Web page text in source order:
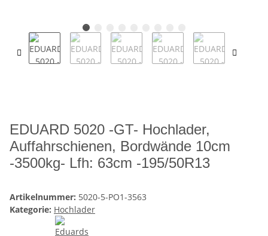
EDUARD 5020 -GT- Hochlader,
Auffahrschienen, Bordwände 10cm
-3500kg- Lfh: 63cm -195/50R13
Artikelnummer: 5020-5-PO1-3563
Kategorie: Hochlader